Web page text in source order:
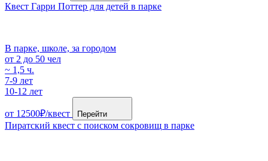
Квест Гарри Поттер для детей в парке
В парке, школе, за городом
от 2 до 50 чел
~ 1,5 ч.
7-9 лет
10-12 лет
от 12500₽/квест Перейти
Пиратский квест с поиском сокровищ в парке